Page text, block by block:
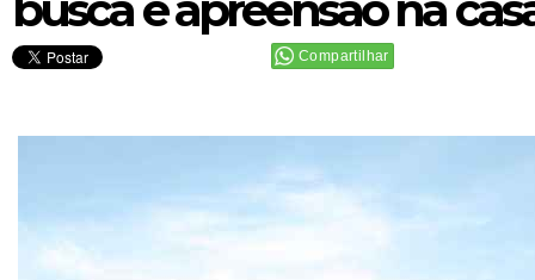
Compartilhar